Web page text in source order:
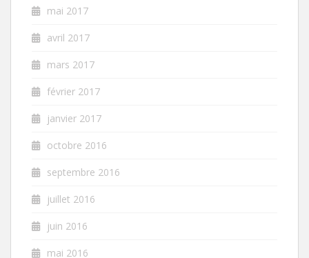
mai 2017
avril 2017
mars 2017
février 2017
janvier 2017
octobre 2016
septembre 2016
juillet 2016
juin 2016
mai 2016